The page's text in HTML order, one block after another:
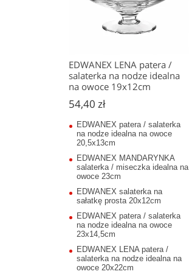
EDWANEX LENA patera /
salaterka na nodze idealna
na owoce 19x12cm
54,40 zł
EDWANEX patera / salaterka
na nodze idealna na owoce
20,5x13cm
EDWANEX MANDARYNKA
salaterka / miseczka idealna na
owoce 23cm
EDWANEX salaterka na
sałatkę prosta 20x12cm
EDWANEX patera / salaterka
na nodze idealna na owoce
23x14,5cm
EDWANEX LENA patera /
salaterka na nodze idealna na
owoce 20x22cm